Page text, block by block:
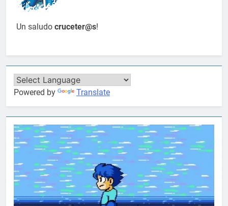
Un saludo cruceter@s!
Powered by Translate